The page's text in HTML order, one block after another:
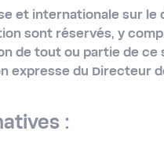
et internationale sur le
sont réservés, y
de tout ou partie de ce
du Directeur
: